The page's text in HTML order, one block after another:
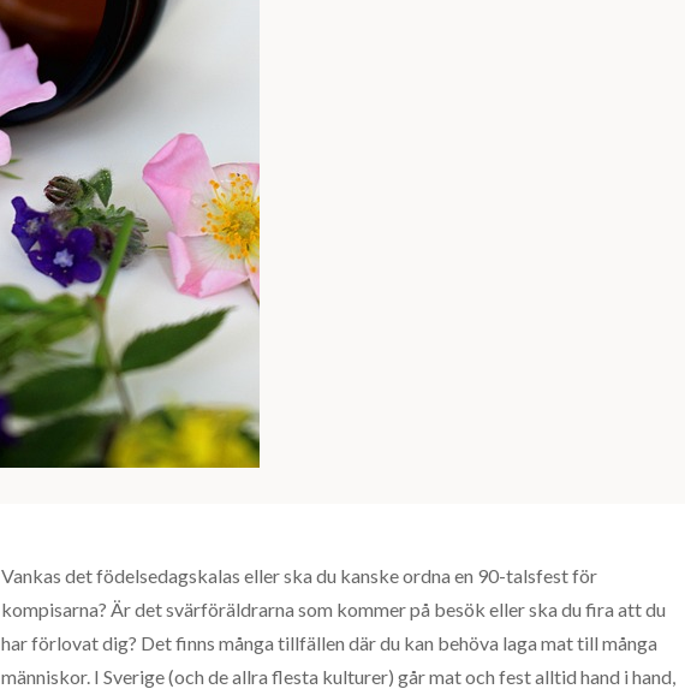
Vankas det födelsedagskalas eller ska du kanske ordna en 90-talsfest för
kompisarna? Är det svärföräldrarna som kommer på besök eller ska du fira att du
har förlovat dig? Det finns många tillfällen där du kan behöva laga mat till många
människor. I Sverige (och de allra flesta kulturer) går mat och fest alltid hand i hand,